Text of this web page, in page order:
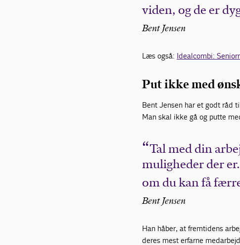
viden, og de er
Bent Jensen
Læs også: Idealcombi:
Put ikke med
Bent Jensen har et godt råd
Man skal ikke gå og putte
Tal med din
muligheder der
om du kan få
Bent Jensen
Han håber, at fremtidens
deres mest erfarne